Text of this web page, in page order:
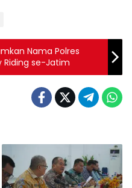
Nama Polres
Riding se-Jatim